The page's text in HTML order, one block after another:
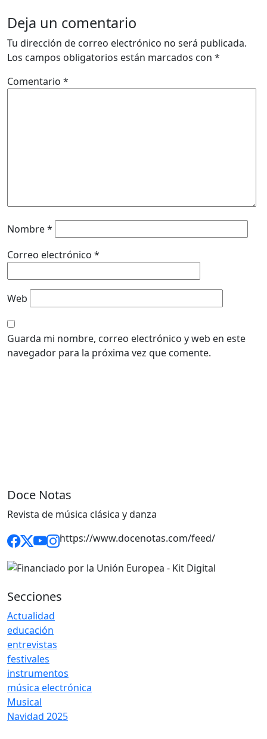
Deja un comentario
Tu dirección de correo electrónico no será publicada.
Los campos obligatorios están marcados con *
Comentario *
Nombre*
Correo electrónico *
Web
Guarda mi nombre, correo electrónico y web en este
navegador para la próxima vez que comente.
Doce Notas
Revista de música clásica y danza
https://www.docenotas.com/feed/
Secciones
Actualidad
educación
entrevistas
festivales
instrumentos
música electrónica
Musical
Navidad 2025